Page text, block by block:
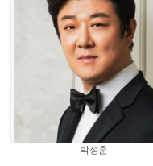
박성훈